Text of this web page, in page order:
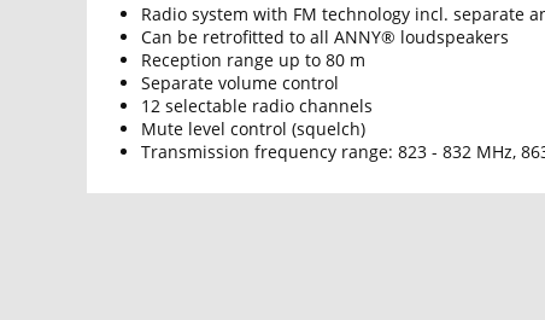
Radio system with FM technology incl. separate
Can be retrofitted to all ANNY® loudspeakers
Reception range up to 80 m
Separate volume control
12 selectable radio channels
Mute level control (squelch)
Transmission frequency range: 823 - 832 MHz,